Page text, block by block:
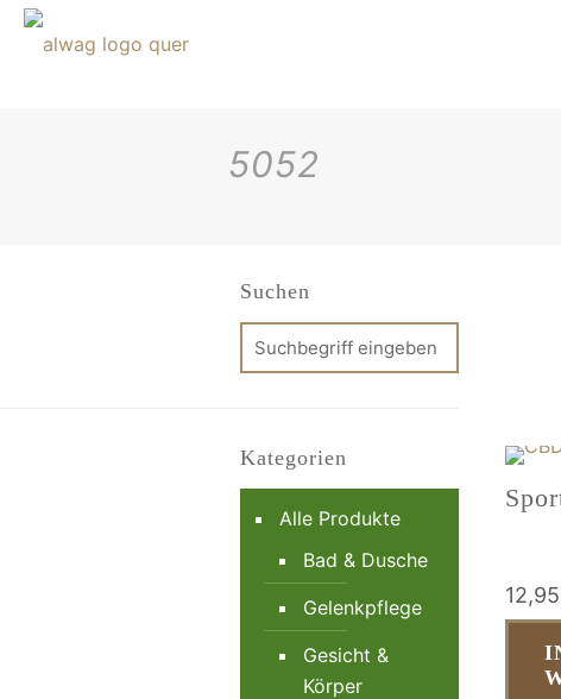
5052
12,95
Suchen
Kategorien
Alle Produkte
Bad & Dusche
Gelenkpflege
Gesicht &
Körper